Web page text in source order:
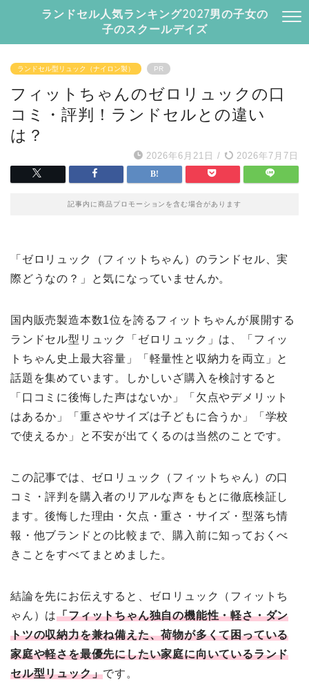
ランドセル人気ランキング2027男の子女の
子のスクールデイズ
ランドセル型リュック（ナイロン製） PR
フィットちゃんのゼロリュックの口
コミ・評判！ランドセルとの違い
は？
2026年6月21日 / 2026年7月7日
記事内に商品プロモーションを含む場合があります
「ゼロリュック（フィットちゃん）のランドセル、実
際どうなの？」と気になっていませんか。
国内販売製造本数1位を誇るフィットちゃんが展開する
ランドセル型リュック「ゼロリュック」は、「フィッ
トちゃん史上最大容量」「軽量性と収納力を両立」と
話題を集めています。しかしいざ購入を検討すると
「口コミに後悔した声はないか」「欠点やデメリット
はあるか」「重さやサイズは子どもに合うか」「学校
で使えるか」と不安が出てくるのは当然のことです。
この記事では、ゼロリュック（フィットちゃん）の口
コミ・評判を購入者のリアルな声をもとに徹底検証し
ます。後悔した理由・欠点・重さ・サイズ・型落ち情
報・他ブランドとの比較まで、購入前に知っておくべ
きことをすべてまとめました。
結論を先にお伝えすると、ゼロリュック（フィットち
ゃん）は「フィットちゃん独自の機能性・軽さ・ダン
トツの収納力を兼ね備えた、荷物が多くて困っている
家庭や軽さを最優先にしたい家庭に向いているランド
セル型リュック」です。